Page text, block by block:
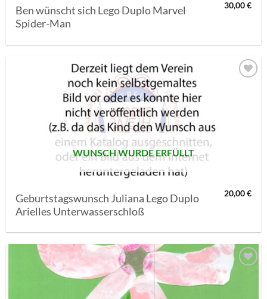
Ben wünscht sich Lego Duplo Marvel
Spider-Man
30,00€
WUNSCH WURDE ERFÜLLT
Geburtstagswunsch Juliana Lego Duplo
Arielles Unterwasserschloß
20,00€
AUF MEINE
MERKLISTE